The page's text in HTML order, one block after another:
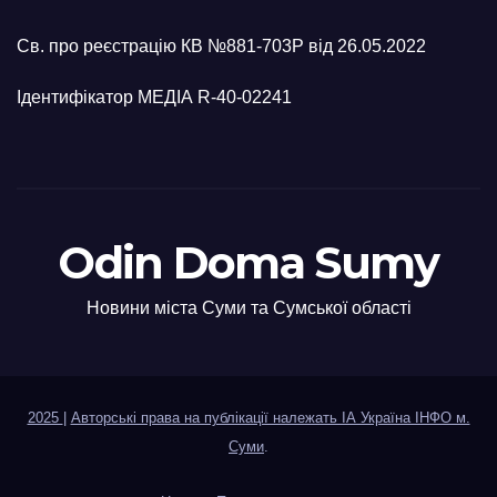
Св. про реєстрацію КВ №881-703Р від 26.05.2022
Ідентифікатор МЕДІА R-40-02241
Odin Doma Sumy
Новини міста Суми та Сумської області
2025
Авторські права на публікації належать ІА Україна ІНФО м.
Суми